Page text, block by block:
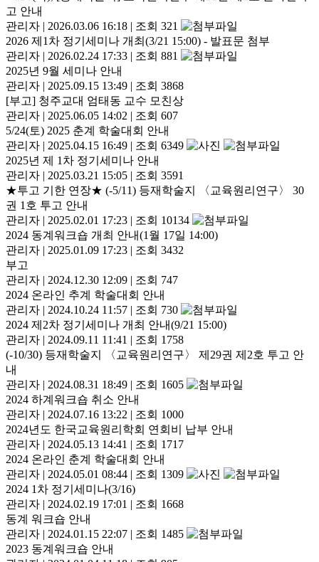
고 안내
관리자 | 2026.03.06 16:18 | 조회 321
2026 제1차 정기세미나 개최(3/21 15:00) - 발표문 첨부
관리자 | 2026.02.24 17:33 | 조회 881
2025년 9월 세미나 안내
관리자 | 2025.09.15 13:49 | 조회 3868
[부고] 청주교대 엄태동 교수 모친상
관리자 | 2025.06.05 14:02 | 조회 607
5/24(토) 2025 춘계 학술대회 안내
관리자 | 2025.04.15 16:49 | 조회 6349
2025년 제 1차 정기세미나 안내
관리자 | 2025.03.21 15:05 | 조회 3591
★투고 기한 연장★ (-5/11) 등재학술지 〈교육원리연구〉 30
권 1호 투고 안내
관리자 | 2025.02.01 17:23 | 조회 10134
2024 동계워크숍 개최 안내(1월 17일 14:00)
관리자 | 2025.01.09 17:23 | 조회 3432
부고
관리자 | 2024.12.30 12:09 | 조회 747
2024 온라인 추계 학술대회 안내
관리자 | 2024.10.24 11:57 | 조회 730
2024 제2차 정기세미나 개최 안내(9/21 15:00)
관리자 | 2024.09.11 11:41 | 조회 1758
(-10/30) 등재학술지 〈교육원리연구〉 제29권 제2호 투고 안
내
관리자 | 2024.08.31 18:49 | 조회 1605
2024 하계워크숍 취소 안내
관리자 | 2024.07.16 13:22 | 조회 1000
2024년도 한국교육원리학회 연회비 납부 안내
관리자 | 2024.05.13 14:41 | 조회 1717
2024 온라인 춘계 학술대회 안내
관리자 | 2024.05.01 08:44 | 조회 1309
2024 1차 정기세미나(3/16)
관리자 | 2024.02.19 17:01 | 조회 1668
동계 워크숍 안내
관리자 | 2024.01.15 22:07 | 조회 1485
2023 동계워크숍 안내